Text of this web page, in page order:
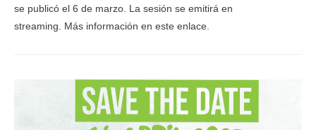
se publicó el 6 de marzo. La sesión se emitirá en
streaming. Más información en este enlace.